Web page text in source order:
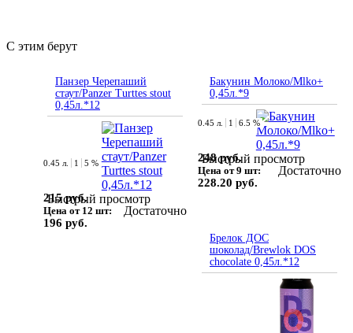
С этим берут
Панзер Черепаший
стаут/Panzer Turttes stout
0,45л.*12
Быстрый просмотр
0.45 л. 1 5 %
215 руб.
Цена от 12 шт:
196 руб.
Достаточно
Бакунин Молоко/Mlko+
0,45л.*9
Быстрый просмотр
0.45 л. 1 6.5 %
248 руб.
Цена от 9 шт:
228.20 руб.
Достаточно
Брелок ДОС
шоколад/Brewlok DOS
chocolate 0,45л.*12